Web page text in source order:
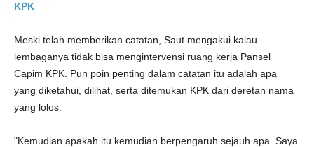
KPK
Meski telah memberikan catatan, Saut mengakui kalau
lembaganya tidak bisa mengintervensi ruang kerja Pansel
Capim KPK. Pun poin penting dalam catatan itu adalah apa
yang diketahui, dilihat, serta ditemukan KPK dari deretan nama
yang lolos.
"Kemudian apakah itu kemudian berpengaruh sejauh apa. Saya